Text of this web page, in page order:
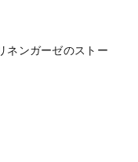
ネンガーゼのストー